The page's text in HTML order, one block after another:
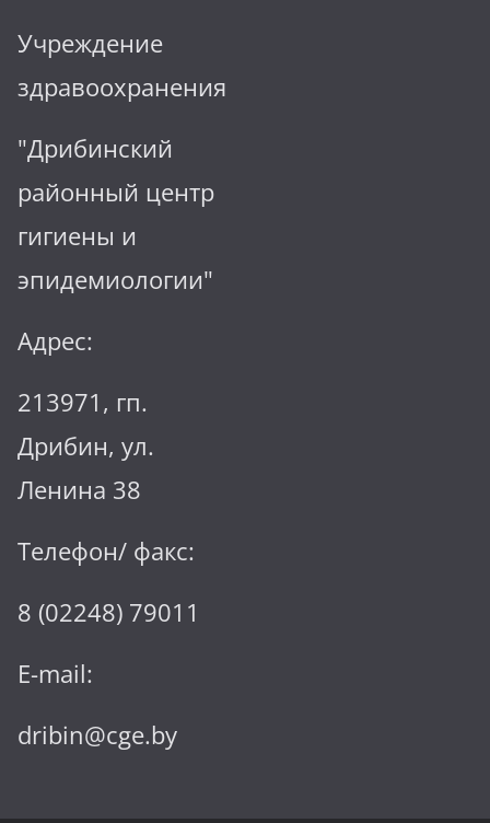
Учреждение
здравоохранения
"Дрибинский
районный центр
гигиены и
эпидемиологии"
Адрес:
213971, гп.
Дрибин, ул.
Ленина 38
Телефон/ факс:
8 (02248) 79011
E-mail:
dribin@cge.by